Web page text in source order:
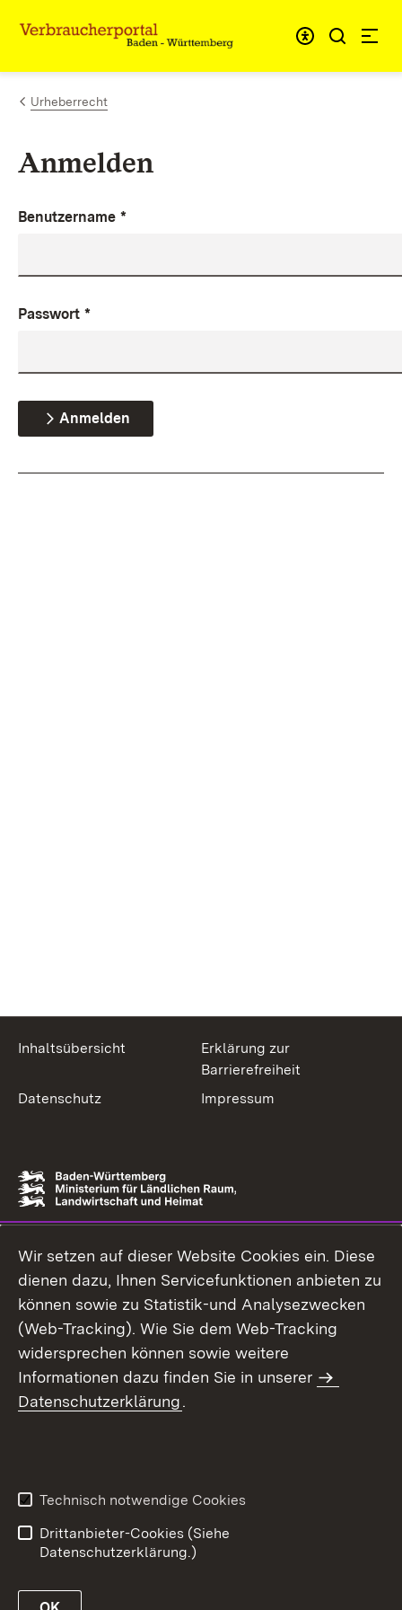
Zum Inhalt springen
Link zur Startseite
Urheberrecht
Anmelden
Benutzername *
Passwort *
Anmelden
Inhaltsübersicht
Erklärung zur
Barrierefreiheit
Datenschutz
Impressum
Wir setzen auf dieser Website Cookies ein. Diese
dienen dazu, Ihnen Servicefunktionen anbieten zu
können sowie zu Statistik-und Analysezwecken
(Web-Tracking). Wie Sie dem Web-Tracking
widersprechen können sowie weitere
Informationen dazu finden Sie in unserer
Datenschutzerklärung.
Technisch notwendige Cookies
Drittanbieter-Cookies (Siehe
Datenschutzerklärung.)